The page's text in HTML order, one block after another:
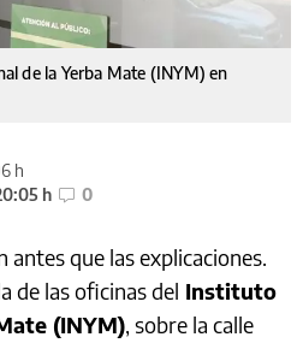
de la Yerba Mate (INYM) en
h
h 0
antes que las explicaciones.
de las oficinas del Instituto
(INYM), sobre la calle